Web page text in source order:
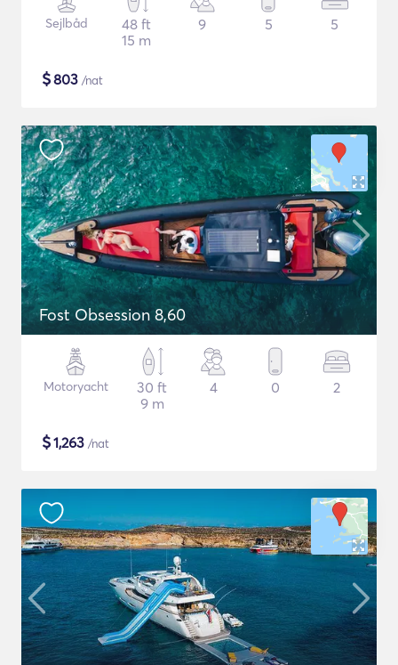
Sejlbåd
48 ft
15 m
9 5 5
$803 /nat
Fost Obsession 8,60
Motoryacht
30 ft
9 m
4 0 2
$1,263 /nat